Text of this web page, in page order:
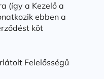
(így a Kezelő a
ebben a
köt
Felelősségű